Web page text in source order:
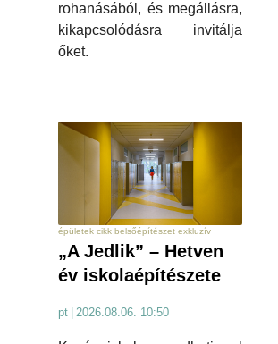
rohanásából, és megállásra,
kikapcsolódásra invitálja
őket.
épületek cikk belsőépítészet exkluzív
„A Jedlik” – Hetven
év iskolaépítészete
pt 2026.08.06. 10:50